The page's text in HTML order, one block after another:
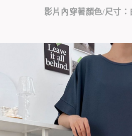
影片內穿著顏色/尺寸